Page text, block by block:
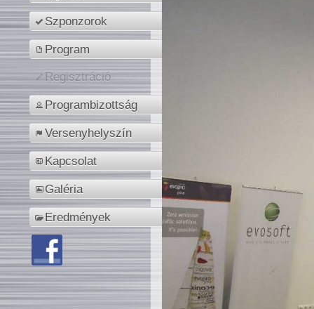
Szponzorok
Program
Regisztráció
Programbizottság
Versenyhelyszín
Kapcsolat
Galéria
Eredmények